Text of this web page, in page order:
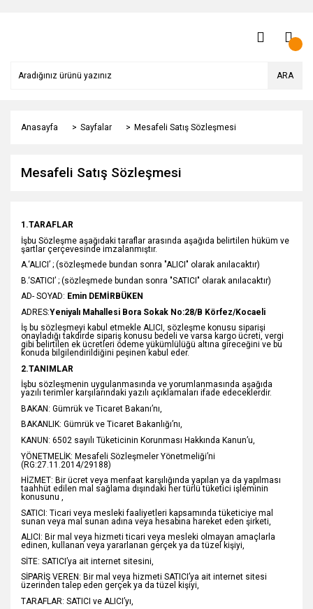
ARA
Anasayfa Sayfalar Mesafeli Satış Sözleşmesi
Mesafeli Satış Sözleşmesi
1.TARAFLAR
İşbu Sözleşme aşağıdaki taraflar arasında aşağıda belirtilen hüküm ve
şartlar çerçevesinde imzalanmıştır.
A.‘ALICI’ ; (sözleşmede bundan sonra "ALICI" olarak anılacaktır)
B.‘SATICI’ ; (sözleşmede bundan sonra "SATICI" olarak anılacaktır)
AD- SOYAD: Emin DEMİRBÜKEN
ADRES:Yeniyalı Mahallesi Bora Sokak No:28/B Körfez/Kocaeli
İş bu sözleşmeyi kabul etmekle ALICI, sözleşme konusu siparişi
onayladığı takdirde sipariş konusu bedeli ve varsa kargo ücreti, vergi
gibi belirtilen ek ücretleri ödeme yükümlülüğü altına gireceğini ve bu
konuda bilgilendirildiğini peşinen kabul eder.
2.TANIMLAR
İşbu sözleşmenin uygulanmasında ve yorumlanmasında aşağıda
yazılı terimler karşılarındaki yazılı açıklamaları ifade edeceklerdir.
BAKAN: Gümrük ve Ticaret Bakanı’nı,
BAKANLIK: Gümrük ve Ticaret Bakanlığı’nı,
KANUN: 6502 sayılı Tüketicinin Korunması Hakkında Kanun’u,
YÖNETMELİK: Mesafeli Sözleşmeler Yönetmeliği’ni
(RG:27.11.2014/29188)
HİZMET: Bir ücret veya menfaat karşılığında yapılan ya da yapılması
taahhüt edilen mal sağlama dışındaki her türlü tüketici işleminin
konusunu ,
SATICI: Ticari veya mesleki faaliyetleri kapsamında tüketiciye mal
sunan veya mal sunan adına veya hesabına hareket eden şirketi,
ALICI: Bir mal veya hizmeti ticari veya mesleki olmayan amaçlarla
edinen, kullanan veya yararlanan gerçek ya da tüzel kişiyi,
SİTE: SATICI’ya ait internet sitesini,
SİPARİŞ VEREN: Bir mal veya hizmeti SATICI’ya ait internet sitesi
üzerinden talep eden gerçek ya da tüzel kişiyi,
TARAFLAR: SATICI ve ALICI’yı,